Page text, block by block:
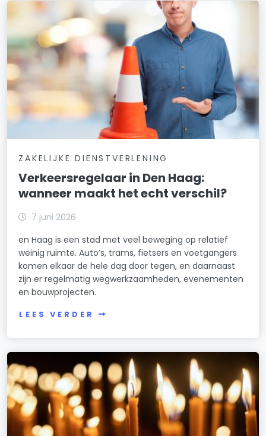
ZAKELIJKE DIENSTVERLENING
Verkeersregelaar in Den Haag:
wanneer maakt het echt verschil?
7 juni 2026
en Haag is een stad met veel beweging op relatief
weinig ruimte. Auto’s, trams, fietsers en voetgangers
komen elkaar de hele dag door tegen, en daarnaast
zijn er regelmatig wegwerkzaamheden, evenementen
en bouwprojecten.
LEES VERDER